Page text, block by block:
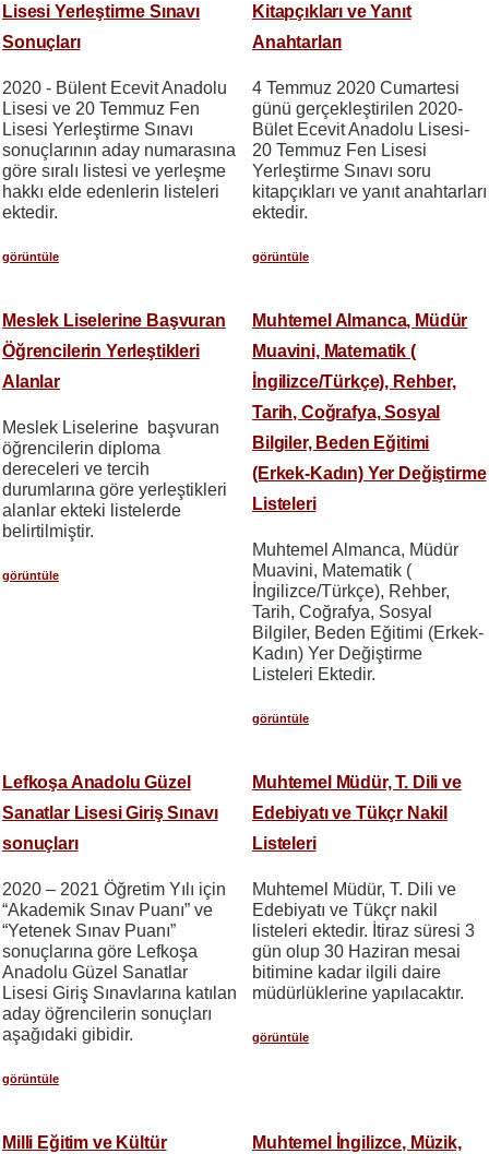
Lisesi Yerleştirme Sınavı
Sonuçları
2020 - Bülent Ecevit Anadolu
Lisesi ve 20 Temmuz Fen
Lisesi Yerleştirme Sınavı
sonuçlarının aday numarasına
göre sıralı listesi ve yerleşme
hakkı elde edenlerin listeleri
ektedir.
görüntüle
Kitapçıkları ve Yanıt
Anahtarları
4 Temmuz 2020 Cumartesi
günü gerçekleştirilen 2020-
Bület Ecevit Anadolu Lisesi-
20 Temmuz Fen Lisesi
Yerleştirme Sınavı soru
kitapçıkları ve yanıt anahtarları
ektedir.
görüntüle
Meslek Liselerine Başvuran
Öğrencilerin Yerleştikleri
Alanlar
Meslek Liselerine başvuran
öğrencilerin diploma
dereceleri ve tercih
durumlarına göre yerleştikleri
alanlar ekteki listelerde
belirtilmiştir.
görüntüle
Muhtemel Almanca, Müdür
Muavini, Matematik (
İngilizce/Türkçe), Rehber,
Tarih, Coğrafya, Sosyal
Bilgiler, Beden Eğitimi
(Erkek-Kadın) Yer Değiştirme
Listeleri
Muhtemel Almanca, Müdür
Muavini, Matematik (
İngilizce/Türkçe), Rehber,
Tarih, Coğrafya, Sosyal
Bilgiler, Beden Eğitimi (Erkek-
Kadın) Yer Değiştirme
Listeleri Ektedir.
görüntüle
Lefkoşa Anadolu Güzel
Sanatlar Lisesi Giriş Sınavı
sonuçları
2020 – 2021 Öğretim Yılı için
“Akademik Sınav Puanı” ve
“Yetenek Sınav Puanı”
sonuçlarına göre Lefkoşa
Anadolu Güzel Sanatlar
Lisesi Giriş Sınavlarına katılan
aday öğrencilerin sonuçları
aşağıdaki gibidir.
görüntüle
Muhtemel Müdür, T. Dili ve
Edebiyatı ve Tükçr Nakil
Listeleri
Muhtemel Müdür, T. Dili ve
Edebiyatı ve Tükçr nakil
listeleri ektedir. İtiraz süresi 3
gün olup 30 Haziran mesai
bitimine kadar ilgili daire
müdürlüklerine yapılacaktır.
görüntüle
Milli Eğitim ve Kültür Muhtemel İngilizce, Müzik,